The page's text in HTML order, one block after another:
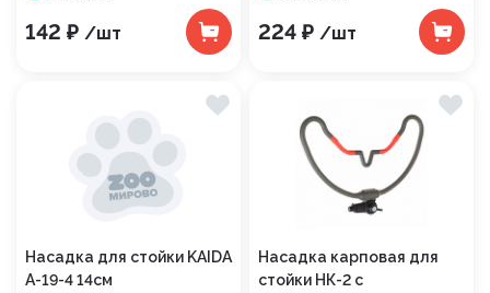
142 ₽ /шт 224 ₽ /шт
Насадка для стойки KAIDA
A-19-4 14см
Насадка карповая для
стойки НК-2 с